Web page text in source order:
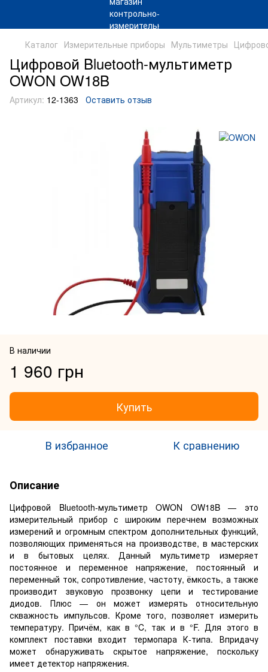
Каталог Измерительные приборы Мультиметры
Цифровой Bluetooth-мультиметр
OWON OW18B
Артикул: 12-1363 Оставить отзыв
В наличии
1 960 грн
Купить
В избранное К сравнению
Описание
Цифровой Bluetooth-мультиметр OWON OW18B — это
измерительный прибор с широким перечнем возможных
измерений и огромным спектром дополнительных функций,
позволяющих применяться на производстве, в мастерских
и в бытовых целях. Данный мультиметр измеряет
постоянное и переменное напряжение, постоянный и
переменный ток, сопротивление, частоту, ёмкость, а также
производит звуковую прозвонку цепи и тестирование
диодов. Плюс — он может измерять относительную
скважность импульсов. Кроме того, позволяет измерить
температуру. Причём, как в °C, так и в °F. Для этого в
комплект поставки входит термопара К-типа. Впридачу
может обнаруживать скрытое напряжение, поскольку
имеет детектор напряжения.